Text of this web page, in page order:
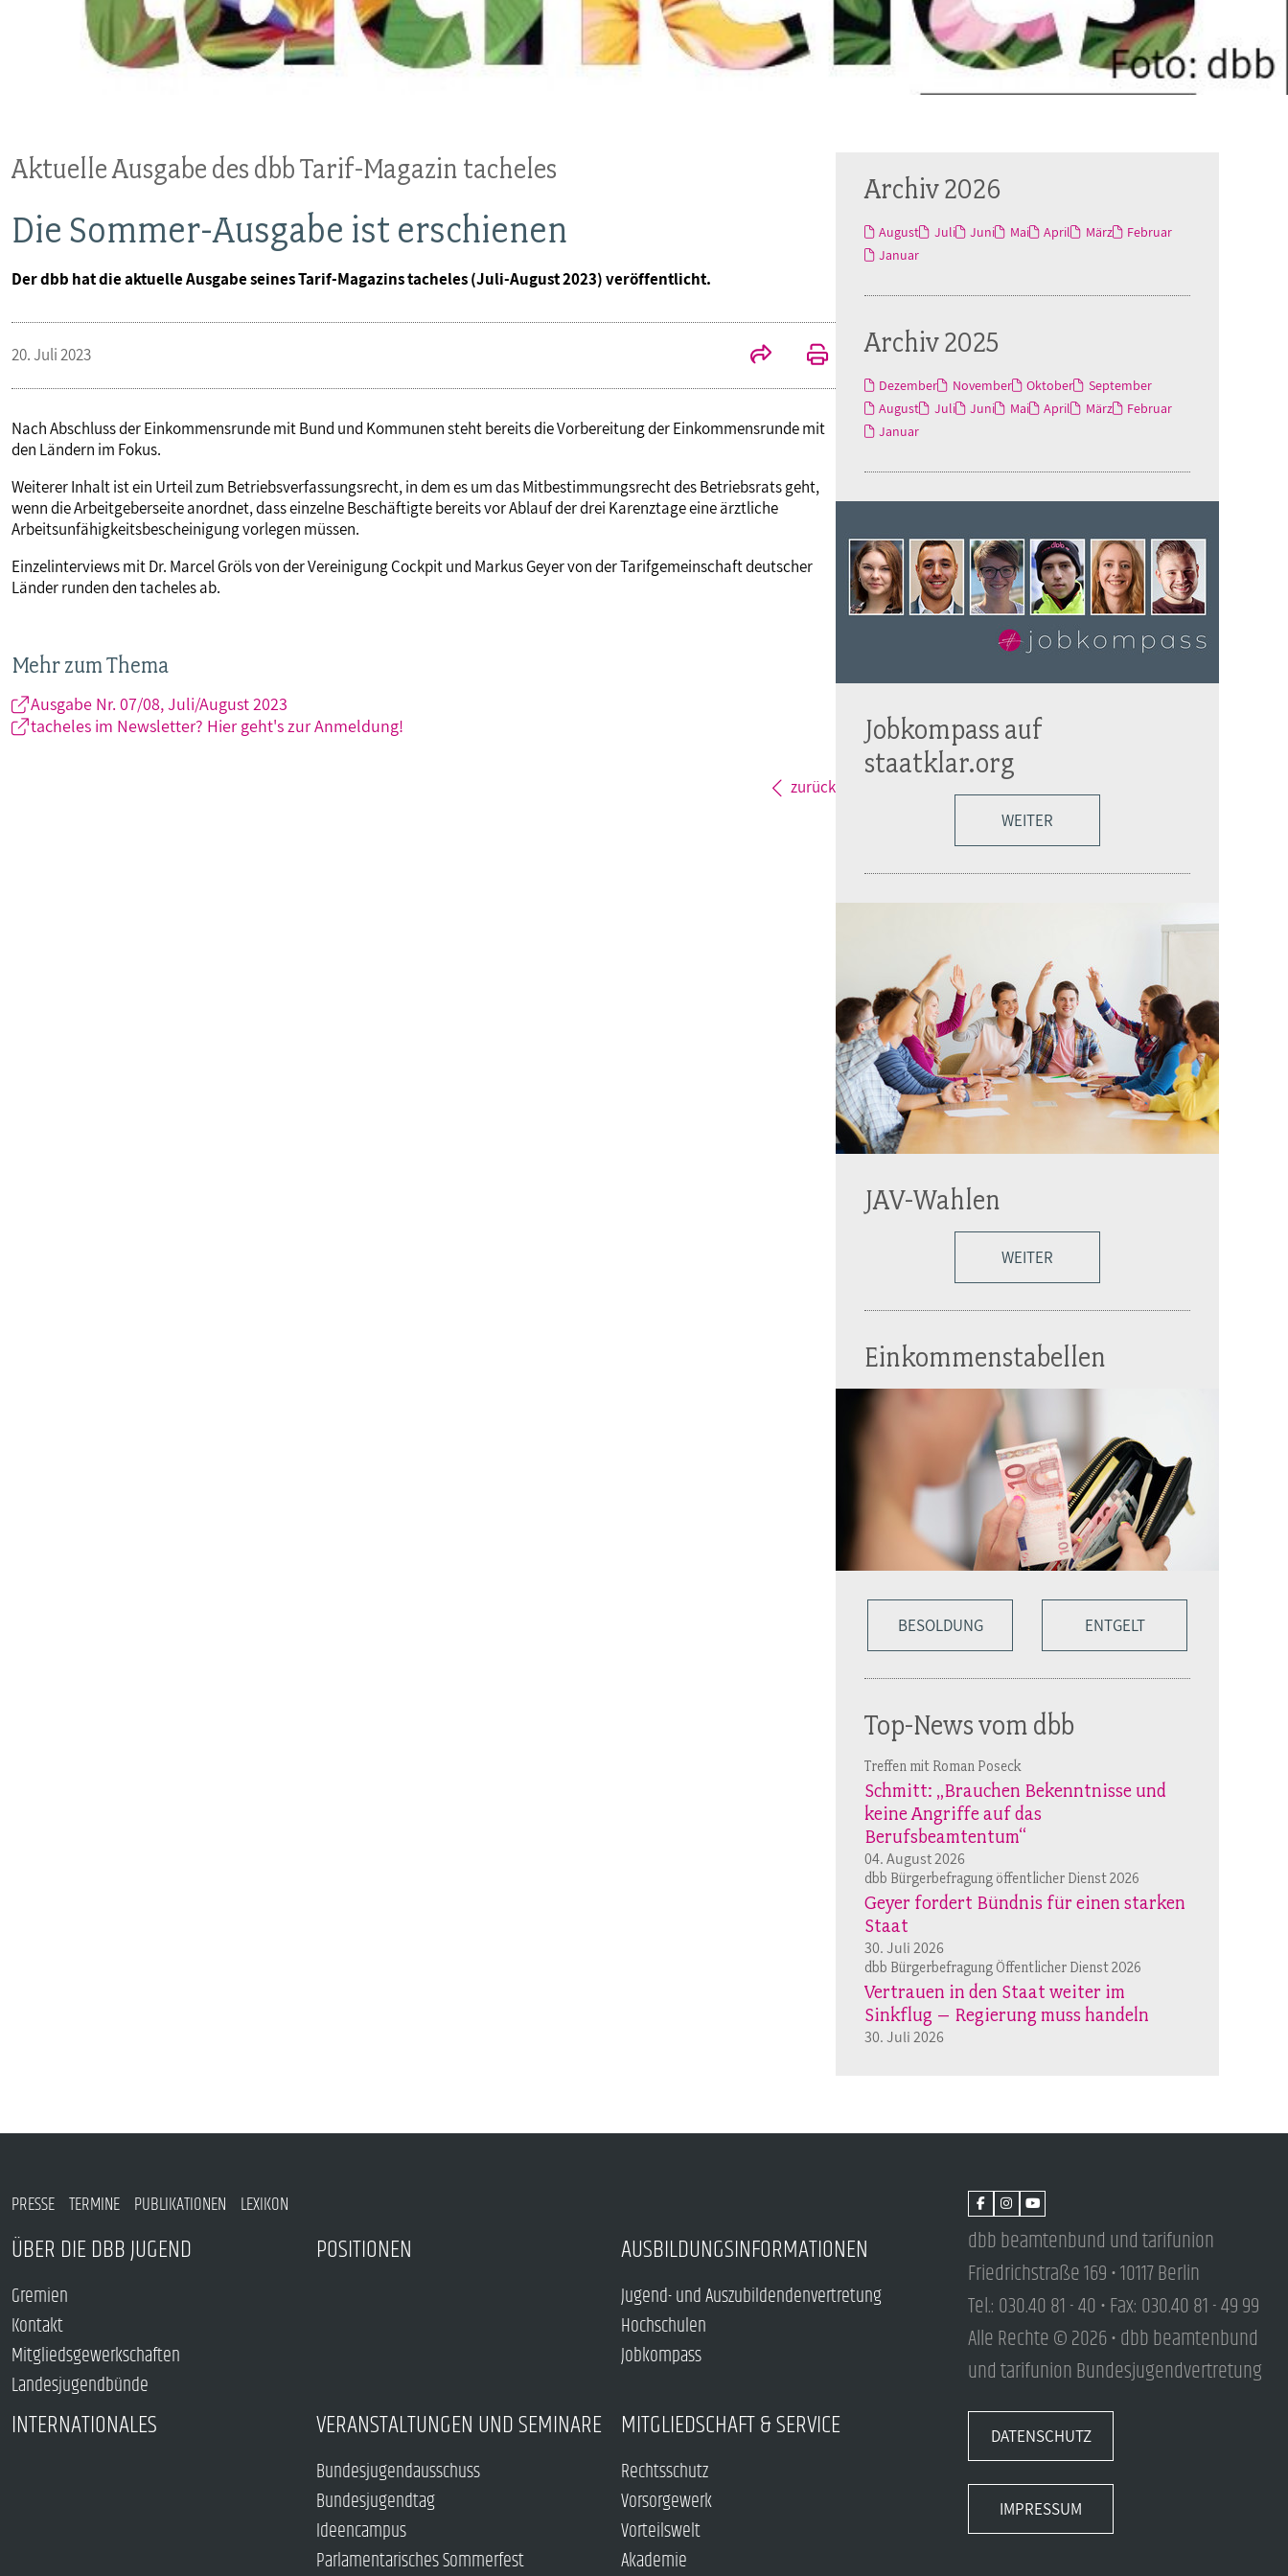
Landesjugendbünde
VERANSTALTUNGEN UND SEMINARE
Ideencampus
Parlamentarisches Sommerfest
Akademie
Aktuelle Ausgabe des dbb Tarif-Magazin tacheles
Die Sommer-Ausgabe ist erschienen
Der dbb hat die aktuelle Ausgabe seines Tarif-Magazins tacheles (Juli-August 2023) veröffentlicht.
20. Juli 2023
Nach Abschluss der Einkommensrunde mit Bund und Kommunen steht bereits die Vorbereitung der Einkommensrunde mit
den Ländern im Fokus.
Weiterer Inhalt ist ein Urteil zum Betriebsverfassungsrecht, in dem es um das Mitbestimmungsrecht des Betriebsrats geht,
wenn die Arbeitgeberseite anordnet, dass einzelne Beschäftigte bereits vor Ablauf der drei Karenztage eine ärztliche
Arbeitsunfähigkeitsbescheinigung vorlegen müssen.
Einzelinterviews mit Dr. Marcel Gröls von der Vereinigung Cockpit und Markus Geyer von der Tarifgemeinschaft deutscher
Länder runden den tacheles ab.
Mehr zum Thema
Ausgabe Nr. 07/08, Juli/August 2023
tacheles im Newsletter? Hier geht's zur Anmeldung!
zurück
Archiv 2026
August Juli Juni Mai April März
Februar
Januar
Archiv 2025
Dezember November Oktober
September
August
Juli Juni Mai April März
Februar
Januar
Jobkompass auf
staatklar.org
WEITER
JAV-Wahlen
WEITER
Einkommenstabellen
BESOLDUNG ENTGELT
Top-News vom dbb
Treffen mit Roman Poseck
Schmitt: „Brauchen Bekenntnisse und
keine Angriffe auf das
Berufsbeamtentum“
04. August 2026
dbb Bürgerbefragung öffentlicher Dienst 2026
Geyer fordert Bündnis für einen starken
Staat
30. Juli 2026
dbb Bürgerbefragung Öffentlicher Dienst 2026
Vertrauen in den Staat weiter im
Sinkflug – Regierung muss handeln
30. Juli 2026
PRESSE TERMINE PUBLIKATIONEN LEXIKON
ÜBER DIE DBB JUGEND
Gremien
Kontakt
Mitgliedsgewerkschaften
Landesjugendbünde
POSITIONEN AUSBILDUNGSINFORMATIONEN
Jugend- und Auszubildendenvertretung
Hochschulen
Jobkompass
INTERNATIONALES VERANSTALTUNGEN UND SEMINARE
Bundesjugendausschuss
Bundesjugendtag
Ideencampus
Parlamentarisches Sommerfest
MITGLIEDSCHAFT & SERVICE
Rechtsschutz
Vorsorgewerk
Vorteilswelt
Akademie
dbb beamtenbund und tarifunion
Friedrichstraße 169 • 10117 Berlin
Tel.: 030.40 81 - 40 • Fax: 030.40 81 - 49 99
Alle Rechte © 2026 • dbb beamtenbund
und tarifunion Bundesjugendvertretung
DATENSCHUTZ
IMPRESSUM